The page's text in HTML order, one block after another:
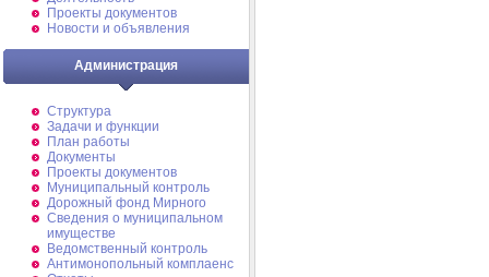
Проекты документов
Новости и объявления
Администрация
Структура
Задачи и функции
План работы
Документы
Проекты документов
Муниципальный контроль
Дорожный фонд Мирного
Cведения о муниципальном
имуществе
Ведомственный контроль
Антимонопольный комплаенс